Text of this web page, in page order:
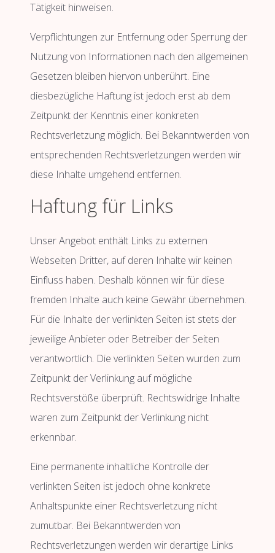
Tätigkeit hinweisen.
Verpflichtungen zur Entfernung oder Sperrung der
Nutzung von Informationen nach den allgemeinen
Gesetzen bleiben hiervon unberührt. Eine
diesbezügliche Haftung ist jedoch erst ab dem
Zeitpunkt der Kenntnis einer konkreten
Rechtsverletzung möglich. Bei Bekanntwerden von
entsprechenden Rechtsverletzungen werden wir
diese Inhalte umgehend entfernen.
Haftung für Links
Unser Angebot enthält Links zu externen
Webseiten Dritter, auf deren Inhalte wir keinen
Einfluss haben. Deshalb können wir für diese
fremden Inhalte auch keine Gewähr übernehmen.
Für die Inhalte der verlinkten Seiten ist stets der
jeweilige Anbieter oder Betreiber der Seiten
verantwortlich. Die verlinkten Seiten wurden zum
Zeitpunkt der Verlinkung auf mögliche
Rechtsverstöße überprüft. Rechtswidrige Inhalte
waren zum Zeitpunkt der Verlinkung nicht
erkennbar.
Eine permanente inhaltliche Kontrolle der
verlinkten Seiten ist jedoch ohne konkrete
Anhaltspunkte einer Rechtsverletzung nicht
zumutbar. Bei Bekanntwerden von
Rechtsverletzungen werden wir derartige Links